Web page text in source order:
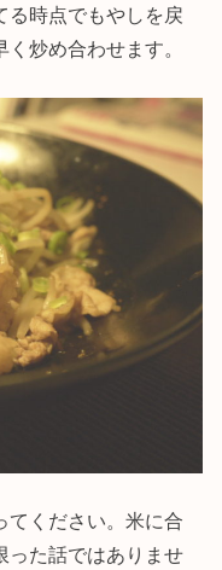
る時点でもやしを戻
炒め合わせます。
てください。米に合
った話ではありませ